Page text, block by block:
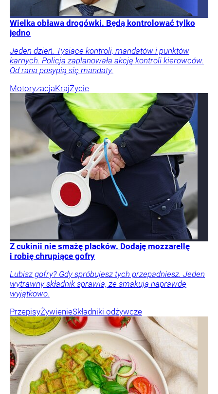
Wielka obława drogówki. Będą kontrolować tylko
jedno
Jeden dzień. Tysiące kontroli, mandatów i punktów
karnych. Policja zaplanowała akcję kontroli kierowców.
Od rana posypią się mandaty.
MotoryzacjaKrajŻycie
Z cukinii nie smażę placków. Dodaję mozzarellę
i robię chrupiące gofry
Lubisz gofry? Gdy spróbujesz tych przepadniesz. Jeden
wytrawny składnik sprawia, że smakują naprawdę
wyjątkowo.
PrzepisyŻywienieSkładniki odżywcze